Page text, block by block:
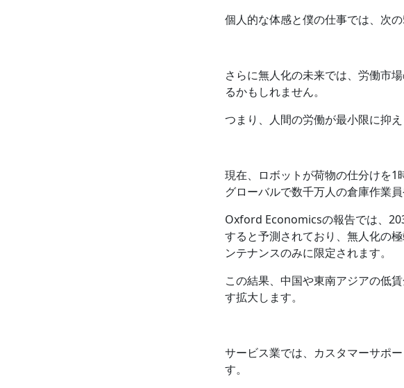
個人的な体感と僕の仕事では、次
さらに無人化の未来では、労働市
るかもしれません。
つまり、人間の労働が最小限に抑
現在、ロボットが荷物の仕分けを
グローバルで数千万人の倉庫作業
Oxford Economicsの報告では、
すると予測されており、無人化の
ンテナンスのみに限定されます。
この結果、中国や東南アジアの低
す拡大します。
サービス業では、カスタマーサポ
す。